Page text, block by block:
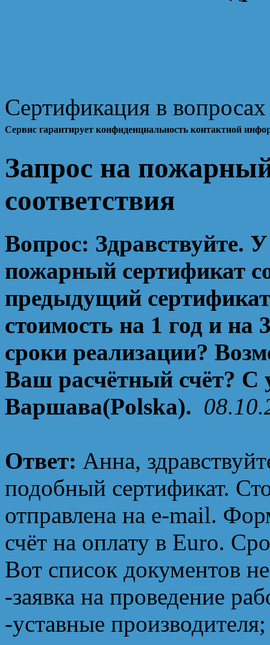
Сертификация в вопросах
Сервис гарантирует конфиденциальность контактной
Запрос на
соответствия
Вопрос: Здравствуйте.
пожарный сертификат
предыдущий
стоимость на 1 год и на
сроки реализации?
Ваш расчётный счёт? С
Варшава(Polska).
Ответ: Анна,
подобный сертификат.
отправлена на e-mail.
счёт на оплату в Euro.
Вот список документов
-заявка на проведение
-уставные производителя;